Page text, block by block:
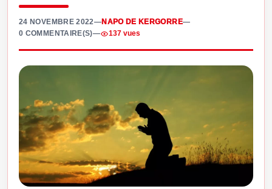
24 NOVEMBRE 2022—NAPO DE KERGORRE—
0 COMMENTAIRE(S)— 137 vues